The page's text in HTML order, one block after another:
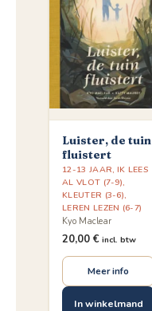
Luister, de tuin
fluistert
12-13 JAAR, IK LEES
AL VLOT (7-9),
KLEUTER (3-6),
LEREN LEZEN (6-7)
Kyo Maclear
20,00 € incl. btw
Meer info
In winkelmand